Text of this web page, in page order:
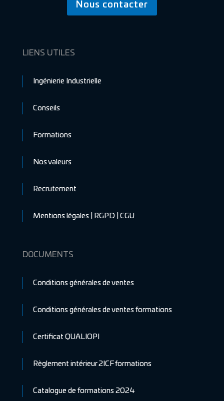
Nous contacter
LIENS UTILES
Ingénierie Industrielle
Conseils
Formations
Nos valeurs
Recrutement
Mentions légales | RGPD | CGU
DOCUMENTS
Conditions générales de ventes
Conditions générales de ventes formations
Certificat QUALIOPI
Règlement intérieur 2ICF formations
Catalogue de formations 2024